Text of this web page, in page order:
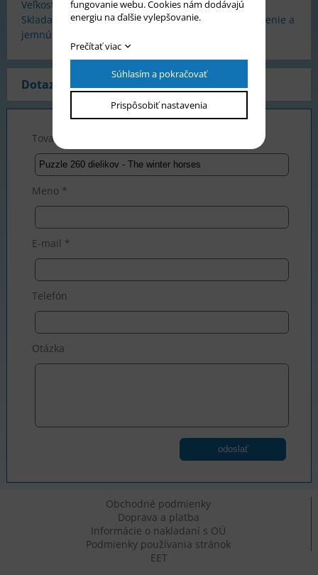
Veľkosť krabičky 24,5 x 17,5 x 3,7 cm.
Skladanie puzzle rozvíja predstavivosť, logické myslenie a
jemnú motoriku rúk.
Dotaz na produkt
Tovar *
Meno *
E-mail *
Telefón
Otázka
odoslať
Obchodné podmienky
Doprava a platba
Informácie o nakladaní s OÚ
Podmienky používania stránok
EET
fungovanie webu. Cookies nám dodávajú
energiu na ďalšie vylepšovanie.
Prečítať viac
Súhlasím a pokračovať
Prispôsobiť nastavenia